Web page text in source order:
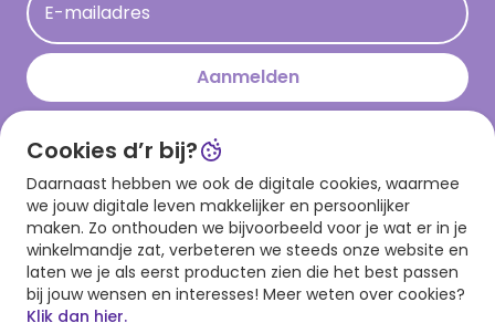
Persberichten
Hallmark en Kinderpostzegels
E-mailadres
Aanmelden
Download onze app
Cookies d’r bij?
Daarnaast hebben we ook de digitale cookies, waarmee
we jouw digitale leven makkelijker en persoonlijker
maken. Zo onthouden we bijvoorbeeld voor je wat er in je
winkelmandje zat, verbeteren we steeds onze website en
laten we je als eerst producten zien die het best passen
bij jouw wensen en interesses! Meer weten over cookies?
Klik dan hier.